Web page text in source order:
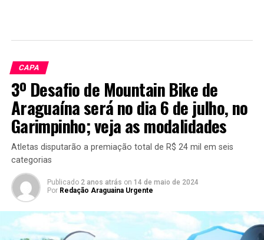
CAPA
3º Desafio de Mountain Bike de
Araguaína será no dia 6 de julho, no
Garimpinho; veja as modalidades
Atletas disputarão a premiação total de R$ 24 mil em seis
categorias
Publicado 2 anos atrás on 14 de maio de 2024
Por Redação Araguaina Urgente